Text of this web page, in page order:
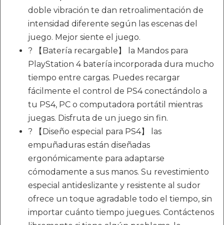
doble vibración te dan retroalimentación de
intensidad diferente según las escenas del
juego. Mejor siente el juego.
? 【Batería recargable】 la Mandos para
PlayStation 4 batería incorporada dura mucho
tiempo entre cargas. Puedes recargar
fácilmente el control de PS4 conectándolo a
tu PS4, PC o computadora portátil mientras
juegas. Disfruta de un juego sin fin.
? 【Diseño especial para PS4】 las
empuñaduras están diseñadas
ergonómicamente para adaptarse
cómodamente a sus manos. Su revestimiento
especial antideslizante y resistente al sudor
ofrece un toque agradable todo el tiempo, sin
importar cuánto tiempo juegues. Contáctenos